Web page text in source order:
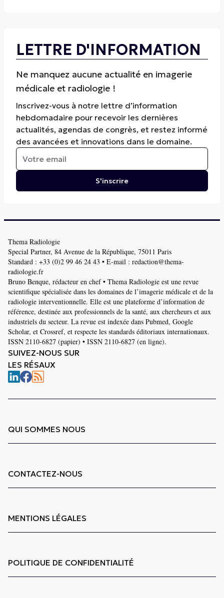
LETTRE D'INFORMATION
Ne manquez aucune actualité en imagerie
médicale et radiologie !
Inscrivez-vous à notre lettre d’information
hebdomadaire pour recevoir les dernières
actualités, agendas de congrès, et restez informé
des avancées et innovations dans le domaine.
S'inscrire
Thema Radiologie
Special Partner, 84 Avenue de la République, 75011 Paris
Standard : +33 (0)2 99 46 24 43 • E-mail : redaction@thema-
radiologie.fr
Bruno Benque, rédacteur en chef • Thema Radiologie est une revue
scientifique spécialisée dans les domaines de l’imagerie médicale et de la
radiologie interventionnelle. Elle est une plateforme d’information de
référence, destinée aux professionnels de la santé, aux chercheurs et aux
industriels du secteur. La revue est indexée dans Pubmed, Google
Scholar, et Crossref, et respecte les standards éditoriaux internationaux.
ISSN 2110-6827 (papier) • ISSN 2110-6827 (en ligne).
SUIVEZ-NOUS SUR
LES RÉSAUX
QUI SOMMES NOUS
CONTACTEZ-NOUS
MENTIONS LÉGALES
POLITIQUE DE CONFIDENTIALITÉ